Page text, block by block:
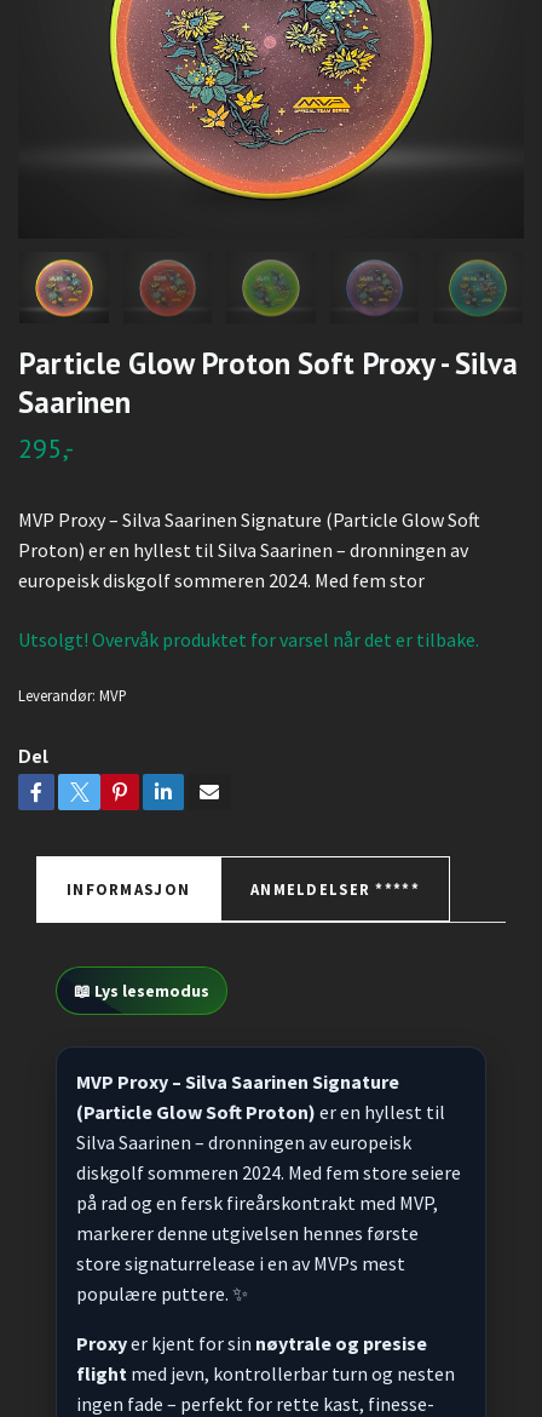
Particle Glow Proton Soft Proxy - Silva
Saarinen
295,-
MVP Proxy – Silva Saarinen Signature (Particle Glow Soft
Proton) er en hyllest til Silva Saarinen – dronningen av
europeisk diskgolf sommeren 2024. Med fem stor
Utsolgt! Overvåk produktet for varsel når det er tilbake.
Leverandør: MVP
Del
INFORMASJON ANMELDELSER *****
📖 Lys lesemodus
MVP Proxy – Silva Saarinen Signature
(Particle Glow Soft Proton) er en hyllest til
Silva Saarinen – dronningen av europeisk
diskgolf sommeren 2024. Med fem store seiere
på rad og en fersk fireårskontrakt med MVP,
markerer denne utgivelsen hennes første
store signaturrelease i en av MVPs mest
populære puttere. ✨
Proxyer kjent for sin nøytrale og presise
flight med jevn, kontrollerbar turn og nesten
ingen fade – perfekt for rette kast, finesse-